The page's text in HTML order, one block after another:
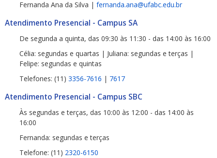
Fernanda Ana da Silva | fernanda.ana@ufabc.edu.br
Atendimento Presencial - Campus SA
De segunda a quinta, das 09:30 às 11:30 - das 14:00 às 16:00
Célia: segundas e quartas | Juliana: segundas e terças |
Felipe: segundas e quintas
Telefones: (11) 3356-7616 | 7617
Atendimento Presencial - Campus SBC
Às segundas e terças, das 10:00 às 12:00 - das 14:00 às
16:00
Fernanda: segundas e terças
Telefone: (11) 2320-6150